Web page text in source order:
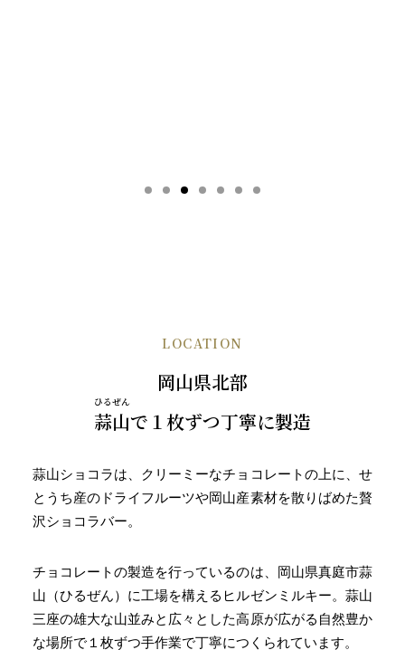
LOCATION
岡山県北部
蒜山
ひるぜん
で１枚ずつ丁寧に製造
蒜山ショコラは、クリーミーなチョコレートの上に、せ
とうち産のドライフルーツや岡山産素材を散りばめた贅
沢ショコラバー。
チョコレートの製造を行っているのは、岡山県真庭市蒜
山（ひるぜん）に工場を構えるヒルゼンミルキー。蒜山
三座の雄大な山並みと広々とした高原が広がる自然豊か
な場所で１枚ずつ手作業で丁寧につくられています。